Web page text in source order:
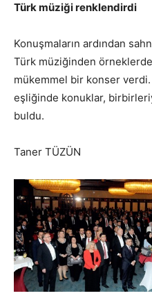
Türk müziği renklendirdi
Konuşmaların ardından
Türk müziğinden
mükemmel bir konser
eşliğinde konuklar,
buldu.
Taner TÜZÜN